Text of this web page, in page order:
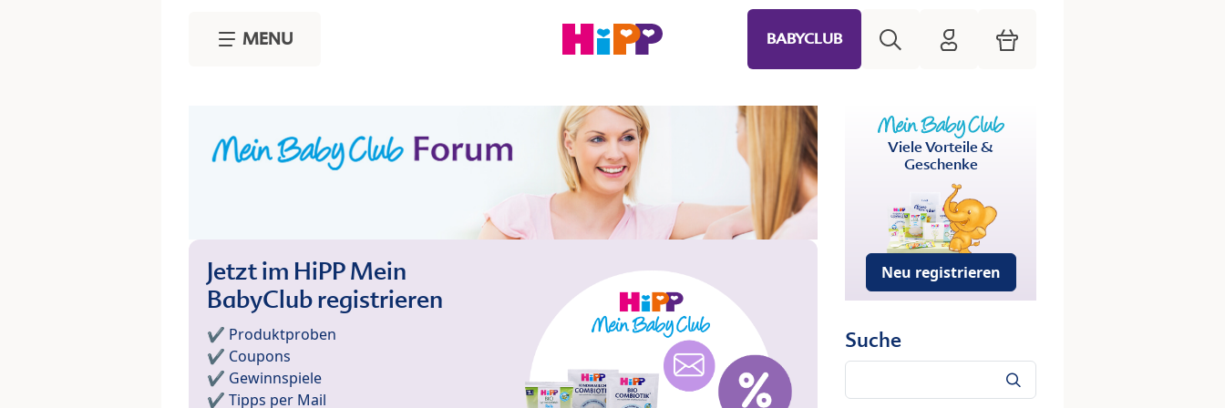
MENU BABYCLUB HiPP Mein Babyclub
Warenkorb
Jetzt im HiPP Mein
BabyClub registrieren
✔️ Produktproben
✔️ Coupons
✔️ Gewinnspiele
✔️ Tipps per Mail
Viele Vorteile &
Geschenke
Neu registrieren
Suche